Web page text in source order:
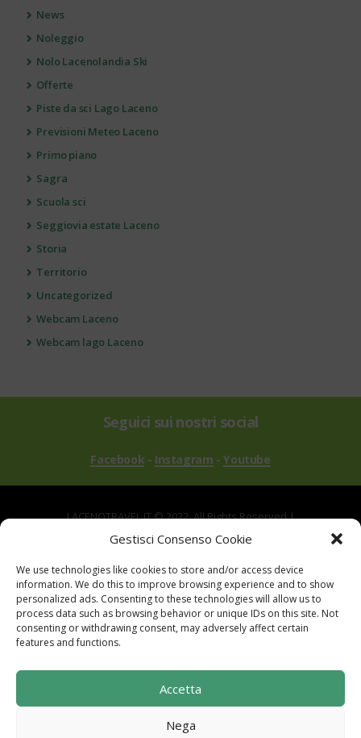
Gestisci Consenso Cookie
We use technologies like cookies to store and/or access device
information. We do this to improve browsing experience and to show
personalized ads. Consenting to these technologies will allow us to
process data such as browsing behavior or unique IDs on this site. Not
consenting or withdrawing consent, may adversely affect certain
features and functions.
Accetta
Nega
News
Noleggio
Nolo Lacenolandia Ski
Offerte
Piste da sci Lago Laceno
Previsioni Meteo Laceno
Primo piano
Sagra
Scuola sci
Seggiovia estate Laceno
Storia
Territorio
Uncategorized
Webcam Laceno
Webcam lago Laceno
Seguici sui nostri social
Facebook - Instagram -Youtube
LACENOTRAVEL.IT © 2022. All Rights Reserved |
via Alle Mandrie, 83043 Bagnoli Irpino AV | P.IVA
Powered byTreeWeb|Privacy| Cookie |
Contatti |Mappa del Sito
Sito realizzato con i fondi del "Gruppo di Azione
Locale I Sentieri del Buon Vivere s.c. a r.l.".
Programma di Sviluppo Rurale per la Campania
2014-2020. Misura 19 - Sviluppo Locale di tipo